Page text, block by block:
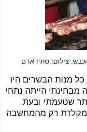
צילום: סתיו אדם
מנות הבשרים היו
מבחינתי הייתה נתחי
שטעמתי ובעת
המקלדת רק מהמחשבה